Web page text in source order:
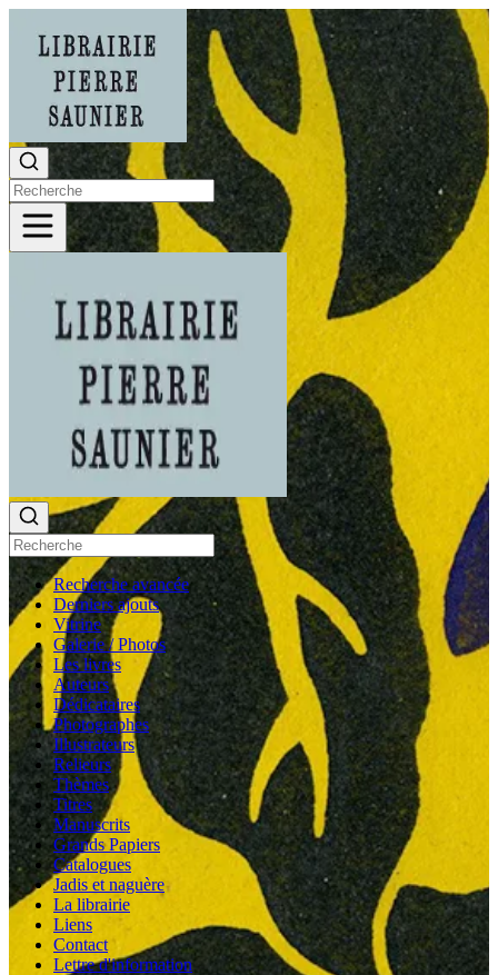
Recherche avancée
Derniers ajouts
Vitrine
Galerie / Photos
Les livres
Auteurs
Dédicataires
Photographes
Illustrateurs
Relieurs
Thèmes
Titres
Manuscrits
Grands Papiers
Catalogues
Jadis et naguère
La librairie
Liens
Contact
Lettre d'information